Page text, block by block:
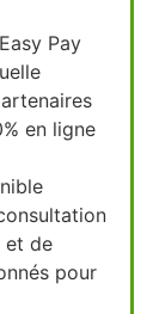
Pay
en ligne
et de
pour